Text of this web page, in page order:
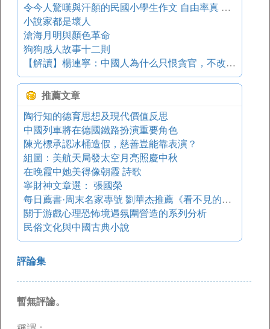
令今人驚嘆與汗顏的民國小學生作文 自由率真 快樂逍遙
小說家都是壞人
滄海月明與顏色革命
狗狗感人故事十二則
【解讀】楊連寧：中國人為什么只恨貪官，不改制度？
推薦文章
陶行知的德育思想及現代價值反思
中國列車將在德國鐵路扮演重要角色
陳光標承認冰桶造假，慈善豈能靠表演？
組圖：美航天局發太空月亮照慶中秋
在晚霞中她美得像朝霞 詩歌
寧財神文章選： 張國榮
每日薦書·周末名家專號 劉華杰推薦《看不見的森林》：一米見方森林的秘密
關于游戲心理恐怖境遇氛圍營造的系列分析
民俗文化與中國古典小說
評論集
暫無評論。